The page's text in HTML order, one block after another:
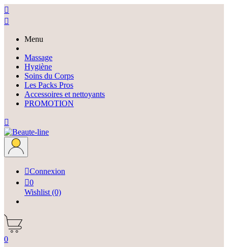


Menu
Massage
Hygiène
Soins du Corps
Les Packs Pros
Accessoires et nettoyants
PROMOTION

Connexion
0
Wishlist (0)
0